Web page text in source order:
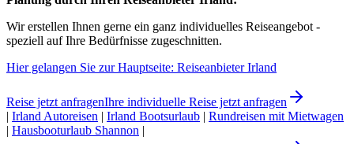
Wir erstellen Ihnen gerne ein ganz individuelles Reiseangebot -
speziell auf Ihre Bedürfnisse zugeschnitten.
Hier gelangen Sie zur Hauptseite: Reiseanbieter Irland
Reise jetzt anfragenIhre individuelle Reise jetzt anfragen
| Irland Autoreisen | Irland Bootsurlaub | Rundreisen mit Mietwagen
| Hausbooturlaub Shannon |